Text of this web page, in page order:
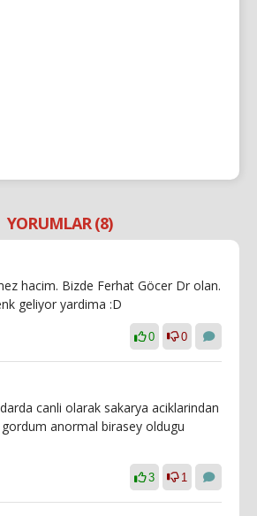
YORUMLAR (8)
hacim. Bizde Ferhat Göcer Dr olan.
geliyor yardima :D
0 0
canli olarak sakarya aciklarindan
anormal birasey oldugu
3 1